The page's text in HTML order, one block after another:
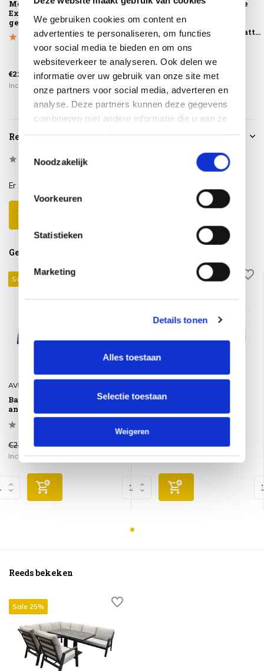
We gebruiken cookies om content en
advertenties te personaliseren, om functies
voor social media te bieden en om ons
websiteverkeer te analyseren. Ook delen we
informatie over uw gebruik van onze site met
onze partners voor social media, adverteren en
analyse. Deze partners kunnen deze gegevens
combineren met andere informatie die u aan ze
Noodzakelijk
Voorkeuren
Statistieken
Marketing
Details tonen
Alles toestaan
Selectie toestaan
Weigeren
Montagelevering -
Extra gemak &
geen afval
€225,00
Incl. btw
Pacific lounge-
140x85xH49-72 cm
in ho...
€749,00
€585,00
Barolo lounge
aluminium latt...
€549,00
€399,00
Incl. btw
Reviews
0/5 Based on 0 reviews
Er zijn nog geen reviews geschreven over dit product..
Schrijf je eigen review
Gerelateerde producten
Sale 29%
AVH-Collectie
Barolo voetenbank
antraciet aluminium
€239,00 €169,00
Incl. btw
Barolo voetenbank
€239,00 €169,00
Incl. btw
Reeds bekeken
Sale 25%